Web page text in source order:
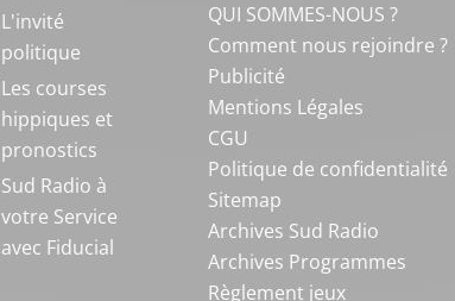
L'invité
politique
Les courses
hippiques et
pronostics
Sud Radio à
votre Service
avec Fiducial
QUI SOMMES-NOUS ?
Comment nous rejoindre ?
Publicité
Mentions Légales
CGU
Politique de confidentialité
Sitemap
Archives Sud Radio
Archives Programmes
Règlement jeux